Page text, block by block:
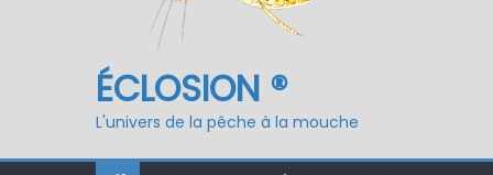
ÉCLOSION ®
L'univers de la pêche à la mouche